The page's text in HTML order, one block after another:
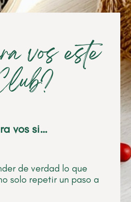
vos este
vos si…
de verdad lo que
solo repetir un paso a